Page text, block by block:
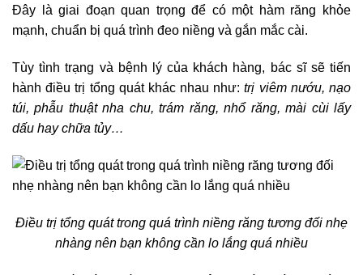
Đây là giai đoạn quan trọng để có một hàm răng khỏe
mạnh, chuẩn bị quá trình đeo niềng và gắn mắc cài.
Tùy tình trạng và bệnh lý của khách hàng, bác sĩ sẽ tiến
hành điều trị tổng quát khác nhau như:trị viêm nướu, nạo
túi, phẫu thuật nha chu, trám răng, nhổ răng, mài cùi lấy
dấu hay chữa tủy…
Điều trị tổng quát trong quá trình niềng răng tương đối nhẹ
nhàng nên bạn không cần lo lắng quá nhiều